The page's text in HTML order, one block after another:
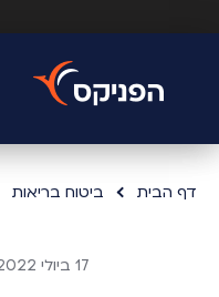
דף הבית ביטוח בריאות
17 ביולי 2022